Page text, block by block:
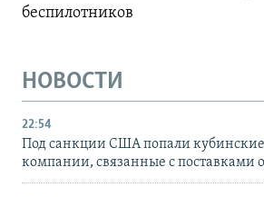
беспилотников
НОВОСТИ
22:54
Под санкции США попали
компании, связанные с поставками